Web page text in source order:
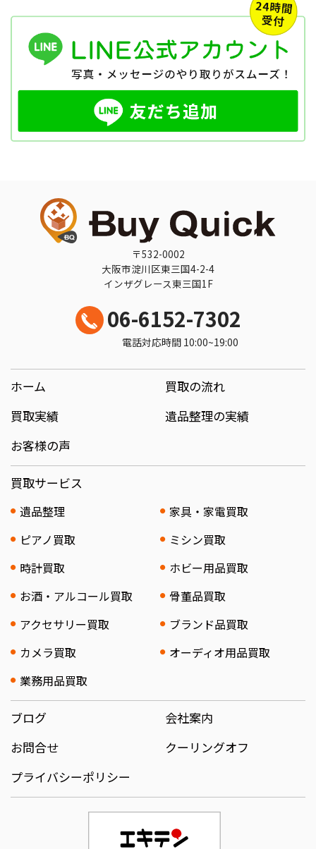
〒532-0002
大阪市淀川区東三国4-2-4
インザグレース東三国1F
06-6152-7302
電話対応時間 10:00~19:00
ホーム
買取の流れ
買取実績
遺品整理の実績
お客様の声
買取サービス
遺品整理
家具・家電買取
ピアノ買取
ミシン買取
時計買取
ホビー用品買取
お酒・アルコール買取
骨董品買取
アクセサリー買取
ブランド品買取
カメラ買取
オーディオ用品買取
業務用品買取
ブログ
会社案内
お問合せ
クーリングオフ
プライバシーポリシー